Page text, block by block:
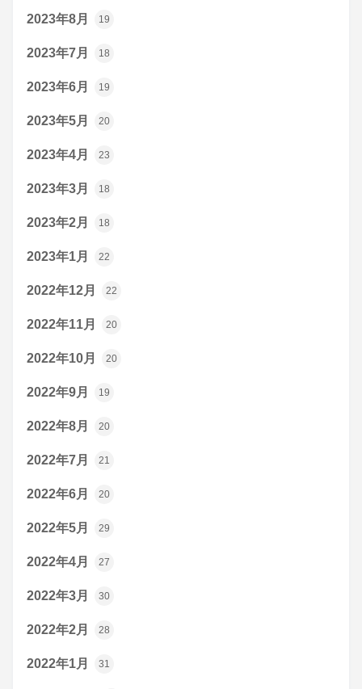
2023年8月 19
2023年7月 18
2023年6月 19
2023年5月 20
2023年4月 23
2023年3月 18
2023年2月 18
2023年1月 22
2022年12月 22
2022年11月 20
2022年10月 20
2022年9月 19
2022年8月 20
2022年7月 21
2022年6月 20
2022年5月 29
2022年4月 27
2022年3月 30
2022年2月 28
2022年1月 31